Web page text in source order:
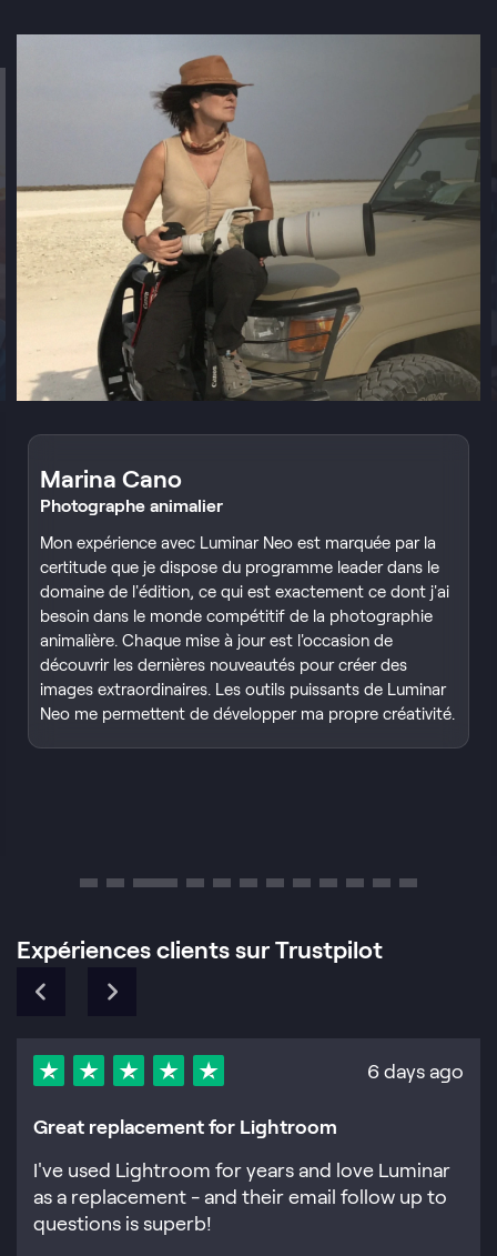
Javier Pardina
Photographe, vidéaste et artiste 3D
Bonjour ! Je m'appelle Javier Pardina, je suis originaire de
Lleida, mais je vis actuellement au milieu de la nature,
dans la petite ville de Pampelune, en Espagne.Grâce à
Luminar Neo, mes photos tirent le meilleur parti d'un
logiciel qui favorise la qualité et la perspective des
photos de qualité. C'est un luxe, et sans aucun doute
mon principal outil, tant dans le domaine de la
photographie que dans celui de l'art numérique.
Expériences clients sur Trustpilot
6 days ago
Great replacement for Lightroom
I've used Lightroom for years and love Luminar
as a replacement - and their email follow up to
questions is superb!